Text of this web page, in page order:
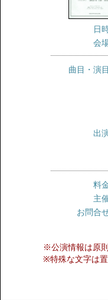
日
会
曲目・演目
出
料
主
お問合
※公演情報は原
※特殊な文字は置